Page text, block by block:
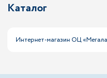
Каталог
Интернет-магазин ОЦ